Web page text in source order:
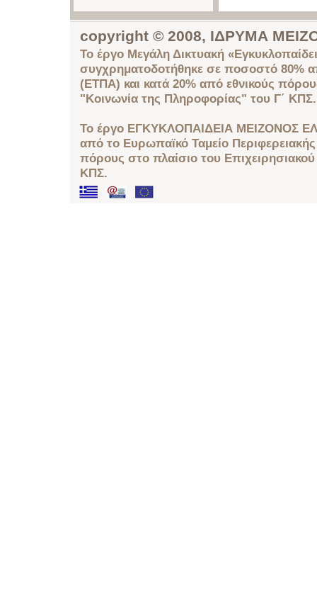
copyright © 2008, ΙΔΡΥΜΑ
Το έργο Μεγάλη Δικτυακή
συγχρηματοδοτήθηκε σε ποσοστό 80%
(ΕΤΠΑ) και κατά 20% από εθνικούς
"Κοινωνία της Πληροφορίας" του Γ΄ ΚΠΣ.
Το έργο ΕΓΚΥΚΛΟΠΑΙΔΕΙΑ ΜΕΙΖΟΝΟΣ
από το Ευρωπαϊκό Ταμείο
πόρους στο πλαίσιο του
ΚΠΣ.